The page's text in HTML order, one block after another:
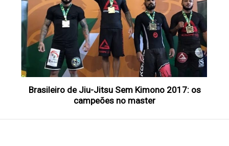
Brasileiro de Jiu-Jitsu Sem Kimono 2017: os
campeões no master